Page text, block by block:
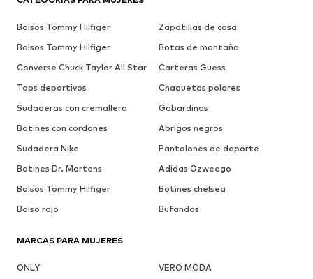
Bolsos Tommy Hilfiger
Zapatillas de casa
Bolsos Tommy Hilfiger
Botas de montaña
Converse Chuck Taylor All Star
Carteras Guess
Tops deportivos
Chaquetas polares
Sudaderas con cremallera
Gabardinas
Botines con cordones
Abrigos negros
Sudadera Nike
Pantalones de deporte
Botines Dr. Martens
Adidas Ozweego
Bolsos Tommy Hilfiger
Botines chelsea
Bolso rojo
Bufandas
MARCAS PARA MUJERES
ONLY
VERO MODA